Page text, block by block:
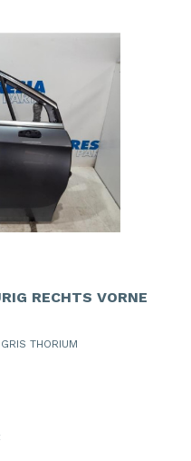
RECHTS VORNE
THORIUM